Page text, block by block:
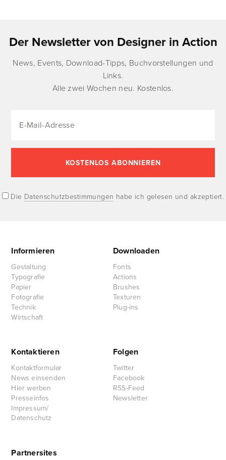
Der Newsletter von Designer in Action
News, Events, Download-Tipps, Buchvorstellungen und
Links.
Alle zwei Wochen neu. Kostenlos.
Die Datenschutzbestimmungen habe ich gelesen und akzeptiert.
Informieren
Gestaltung
Typografie
Papier
Fotografie
Technik
Wirtschaft
Downloaden
Fonts
Actions
Brushes
Texturen
Plug-ins
Kontaktieren
Kontaktformular
News einsenden
Hier werben
Presseinfos
Impressum/
Datenschutz
Folgen
Twitter
Facebook
RSS-Feed
Newsletter
Partnersites